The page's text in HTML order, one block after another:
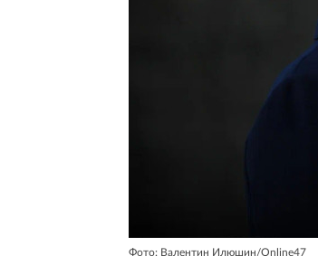
Фото: Валентин Илюшин/Online47